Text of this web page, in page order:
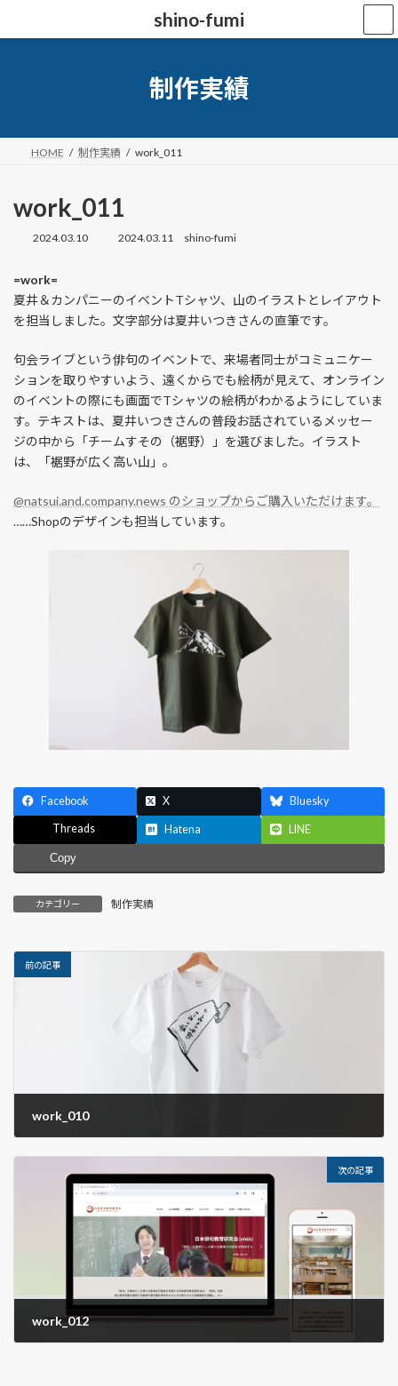
shino-fumi
制作実績
HOME 制作実績 work_011
work_011
2024.03.10
最
日
時
2024.03.11 shino-fumi
=work=
夏井＆カンパニーのイベントTシャツ、山のイラストとレイアウト
を担当しました。文字部分は夏井いつきさんの直筆です。
句会ライブという俳句のイベントで、来場者同士がコミュニケー
ションを取りやすいよう、遠くからでも絵柄が見えて、オンライン
のイベントの際にも画面でTシャツの絵柄がわかるようにしていま
す。テキストは、夏井いつきさんの普段お話されているメッセー
ジの中から「チームすその（裾野）」を選びました。イラスト
は、「裾野が広く高い山」。
@natsui.and.company.news のショップからご購入いただけます。
……Shopのデザインも担当しています。
Facebook X Bluesky
Threads Hatena LINE
Copy
カテゴリー 制作実績
前の記事
work_010
次の記事
work_012